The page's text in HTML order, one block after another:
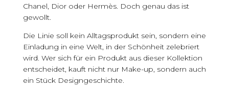
Chanel, Dior oder Hermès. Doch genau das ist
gewollt.
Die Linie soll kein Alltagsprodukt sein, sondern eine
Einladung in eine Welt, in der Schönheit zelebriert
wird. Wer sich für ein Produkt aus dieser Kollektion
entscheidet, kauft nicht nur Make-up, sondern auch
ein Stück Designgeschichte.